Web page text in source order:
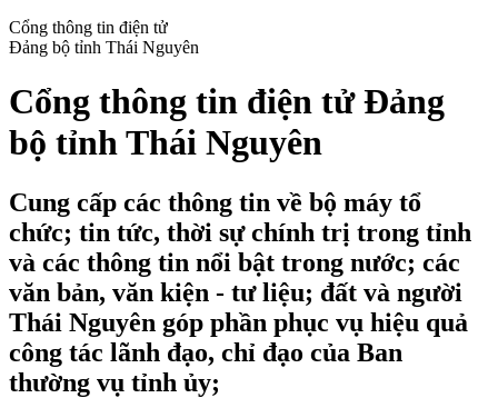
Cổng thông tin điện tử
Đảng bộ tỉnh Thái Nguyên
Cổng thông tin điện tử Đảng
bộ tỉnh Thái Nguyên
Cung cấp các thông tin về bộ máy tổ
chức; tin tức, thời sự chính trị trong tỉnh
và các thông tin nổi bật trong nước; các
văn bản, văn kiện - tư liệu; đất và người
Thái Nguyên góp phần phục vụ hiệu quả
công tác lãnh đạo, chỉ đạo của Ban
thường vụ tỉnh ủy;